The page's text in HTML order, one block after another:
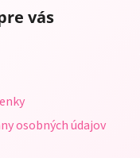
vás
osobných údajov